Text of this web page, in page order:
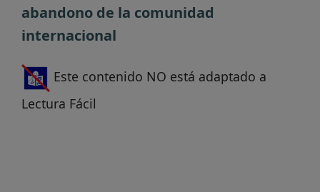
abandono de la comunidad
internacional
Este contenido NO está adaptado a
Lectura Fácil